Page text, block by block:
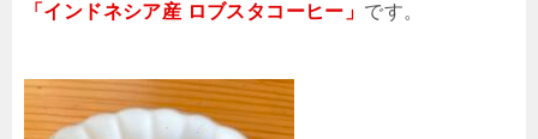
「インドネシア産 ロブスタコーヒー」 です。